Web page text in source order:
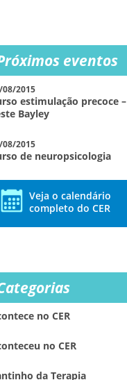
eventos
08/2015
estimulação precoce –
Bayley
08/2015
de neuropsicologia
Veja o calendário
completo do CER
no CER
no CER
da Terapia